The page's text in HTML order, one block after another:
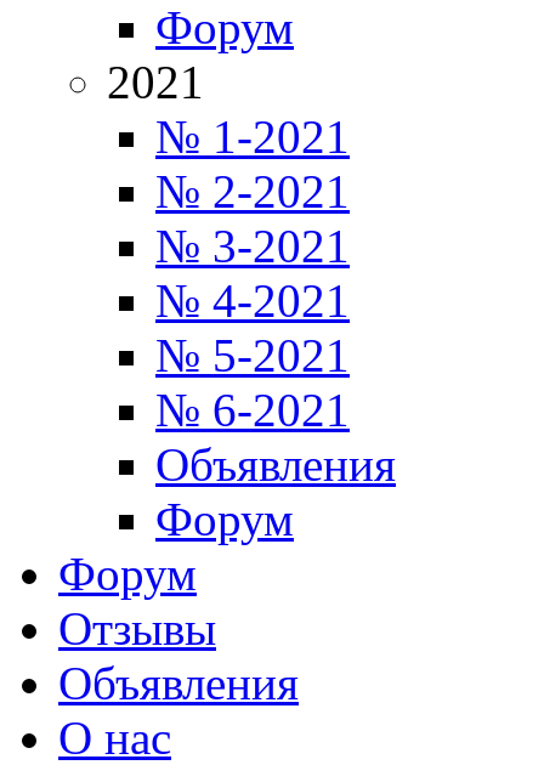
Форум
2021
№ 1-2021
№ 2-2021
№ 3-2021
№ 4-2021
№ 5-2021
№ 6-2021
Объявления
Форум
Форум
Отзывы
Объявления
О нас